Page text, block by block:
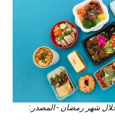
شهر رمضان - المصدر: